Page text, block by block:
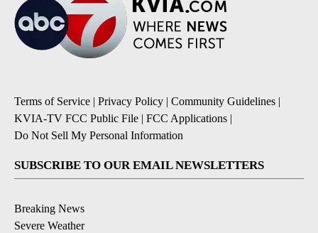
Terms of Service | Privacy Policy | Community Guidelines |
KVIA-TV FCC Public File | FCC Applications |
Do Not Sell My Personal Information
SUBSCRIBE TO OUR EMAIL NEWSLETTERS
Breaking News
Severe Weather